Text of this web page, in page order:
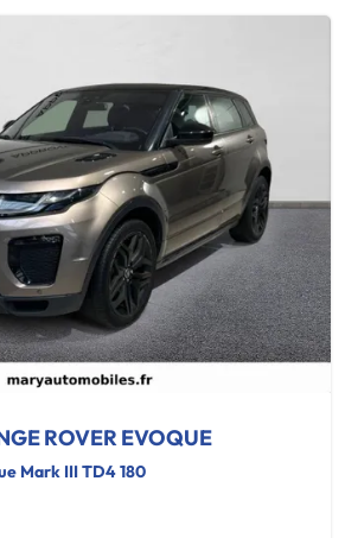
ROVER EVOQUE
Mark III TD4 180